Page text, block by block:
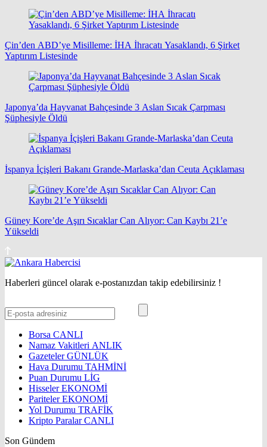
Çin’den ABD’ye Misilleme: İHA İhracatı Yasaklandı, 6 Şirket
Yaptırım Listesinde
Japonya’da Hayvanat Bahçesinde 3 Aslan Sıcak Çarpması
Şüphesiyle Öldü
İspanya İçişleri Bakanı Grande-Marlaska’dan Ceuta Açıklaması
Güney Kore’de Aşırı Sıcaklar Can Alıyor: Can Kaybı 21’e
Yükseldi
Haberleri güncel olarak e-postanızdan takip edebilirsiniz !
Borsa CANLI
Namaz Vakitleri ANLIK
GazetelerGÜNLÜK
Hava Durumu TAHMİNİ
Puan Durumu LİG
HisselerEKONOMİ
ParitelerEKONOMİ
Yol Durumu TRAFİK
Kripto ParalarCANLI
Son Gündem